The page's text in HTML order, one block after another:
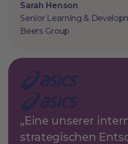
Sarah Henson
Senior Learning &
Beers Group
„Eine unserer
strategischen